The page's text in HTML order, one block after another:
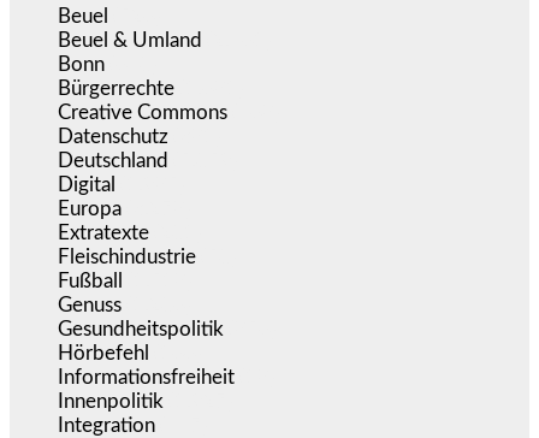
Beuel
Beuel & Umland
Bonn
Bürgerrechte
Creative Commons
Datenschutz
Deutschland
Digital
Europa
Extratexte
Fleischindustrie
Fußball
Genuss
Gesundheitspolitik
Hörbefehl
Informationsfreiheit
Innenpolitik
Integration